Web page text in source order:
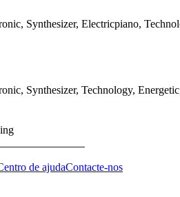
Synthesizer, Electricpiano,
Synthesizer, Technology,
de ajudaContacte-nos